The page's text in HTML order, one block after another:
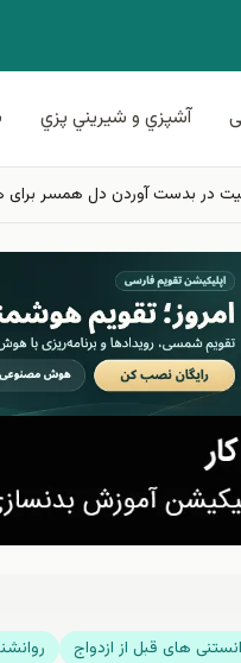
آشپزي و شيريني پزي
در بدست آوردن دل همسر
های قبل از ازدواج